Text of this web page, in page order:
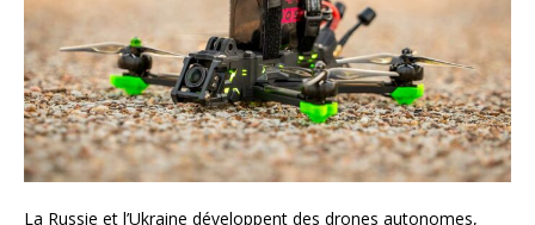
La Russie et l’Ukraine développent des drones autonomes,